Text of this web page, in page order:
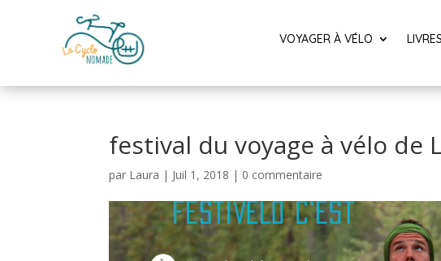
VOYAGER À VÉLO
festival du voyage à vélo de
par Laura | Juil 1, 2018 | 0 commentaire